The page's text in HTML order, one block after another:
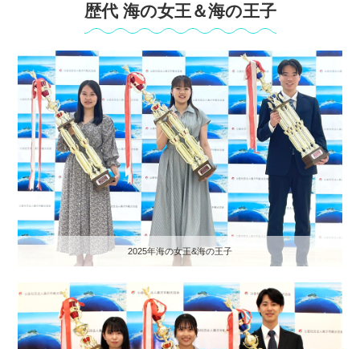
歴代 海の女王＆海の王子
2025年海の女王&海の王子